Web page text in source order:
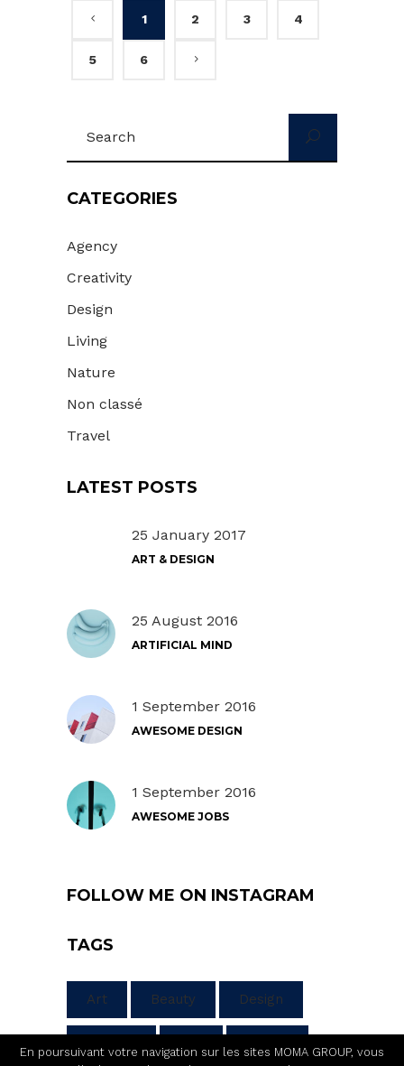
1 2 3 4
5 6
for:
CATEGORIES
Agency
Creativity
Design
Living
Nature
Non classé
Travel
LATEST POSTS
25 January 2017
ART & DESIGN
25 August 2016
ARTIFICIAL MIND
1 September 2016
AWESOME DESIGN
1 September 2016
AWESOME JOBS
FOLLOW ME ON INSTAGRAM
TAGS
Art Beauty Design
En poursuivant votre navigation sur les sites MOMA GROUP, vous